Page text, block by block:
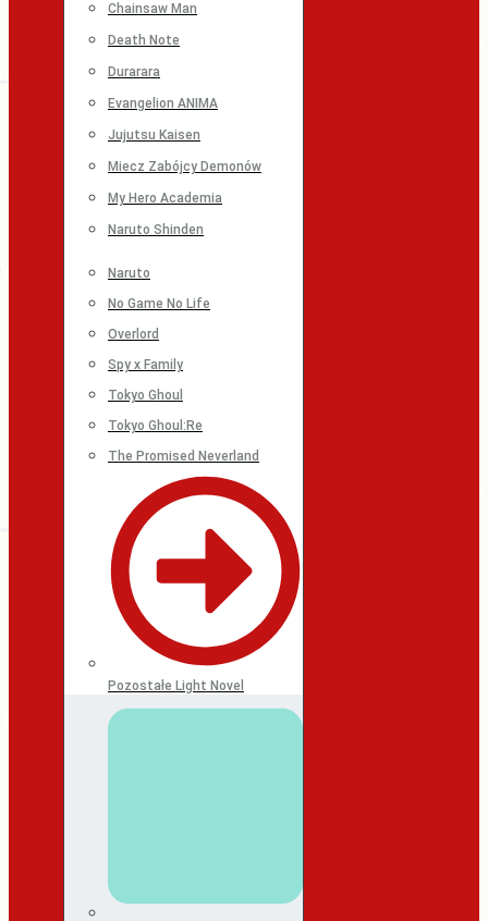
Chainsaw Man
Death Note
Durarara
Evangelion ANIMA
Jujutsu Kaisen
Miecz Zabójcy Demonów
My Hero Academia
Naruto Shinden
Naruto
No Game No Life
Overlord
Spy x Family
Tokyo Ghoul
Tokyo Ghoul:Re
The Promised Neverland
Pozostałe Light Novel